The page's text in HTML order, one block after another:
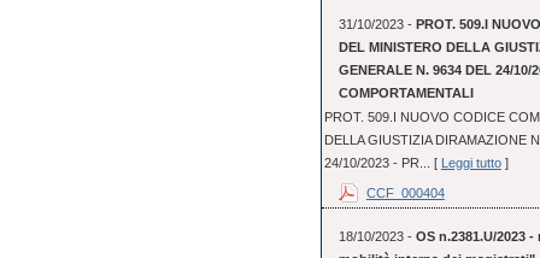
31/10/2023 - PROT. 509.I
DEL MINISTERO DELLA
GENERALE N. 9634 DEL 24/10/
COMPORTAMENTALI
PROT. 509.I NUOVO CODICE
DELLA GIUSTIZIA DIRAMAZIONE
24/10/2023 - PR... [ Leggi tutto]
CCF_000404
18/10/2023 - OS n.2381.U/2023